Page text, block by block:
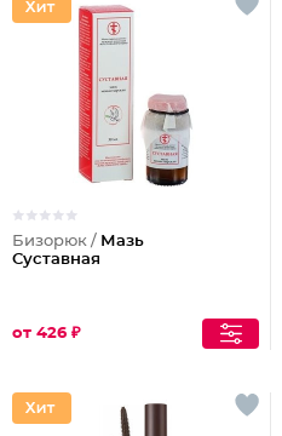
Бизорюк / Мазь
Суставная
от 426 ₽